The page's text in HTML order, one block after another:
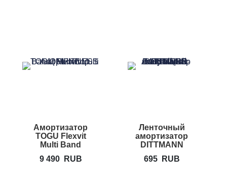
Амортизатор
TOGU Flexvit
Multi Band
9 490
RUB
Ленточный
амортизатор
DITTMANN
695 RUB